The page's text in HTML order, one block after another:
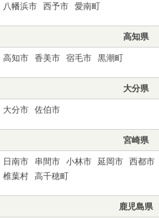
八幡浜市 西予市 愛南町
高知県
高知市 香美市 宿毛市 黒潮町
大分県
大分市 佐伯市
宮崎県
日南市 串間市 小林市 延岡市 西都市
椎葉村
高千穂町
鹿児島県